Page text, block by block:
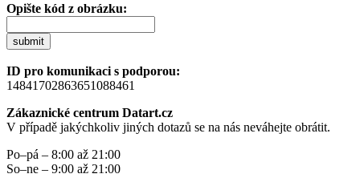
Opište kód z obrázku:
submit
ID pro komunikaci s podporou:
14841702863651088461
Zákaznické centrum Datart.cz
V případě jakýchkoliv jiných dotazů se na nás neváhejte obrátit.
Po–pá – 8:00 až 21:00
So–ne – 9:00 až 21:00